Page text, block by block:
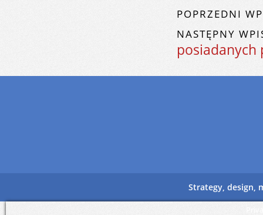
POPRZEDNI
NASTĘPNY
posiadanych
Strategy, design,